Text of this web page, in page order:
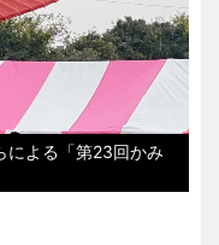
による「第23回かみ